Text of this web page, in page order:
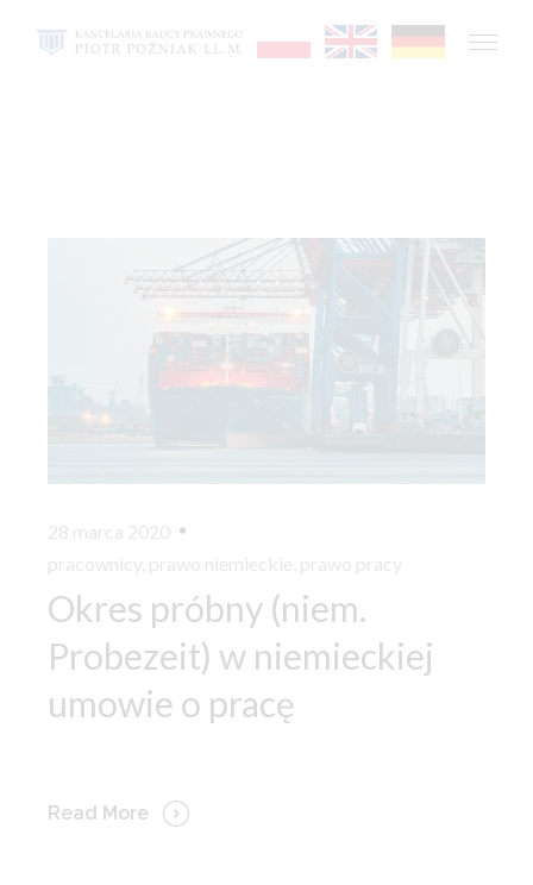
28 marca 2020
pracownicy prawo niemieckie prawo pracy
Okres próbny (niem.
Probezeit) w niemieckiej
umowie o pracę
Read More